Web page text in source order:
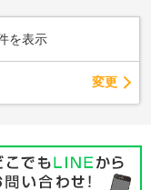
を表示
変更